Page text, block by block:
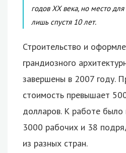
годов XX века, но место
лишь спустя 10 лет.
Строительство и
грандиозного
завершены в 2007 году.
стоимость превышает
долларов. К работе было
3000 рабочих и 38
из разных стран.